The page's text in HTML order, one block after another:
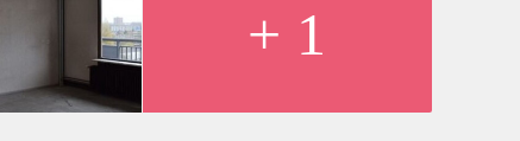
+ 1